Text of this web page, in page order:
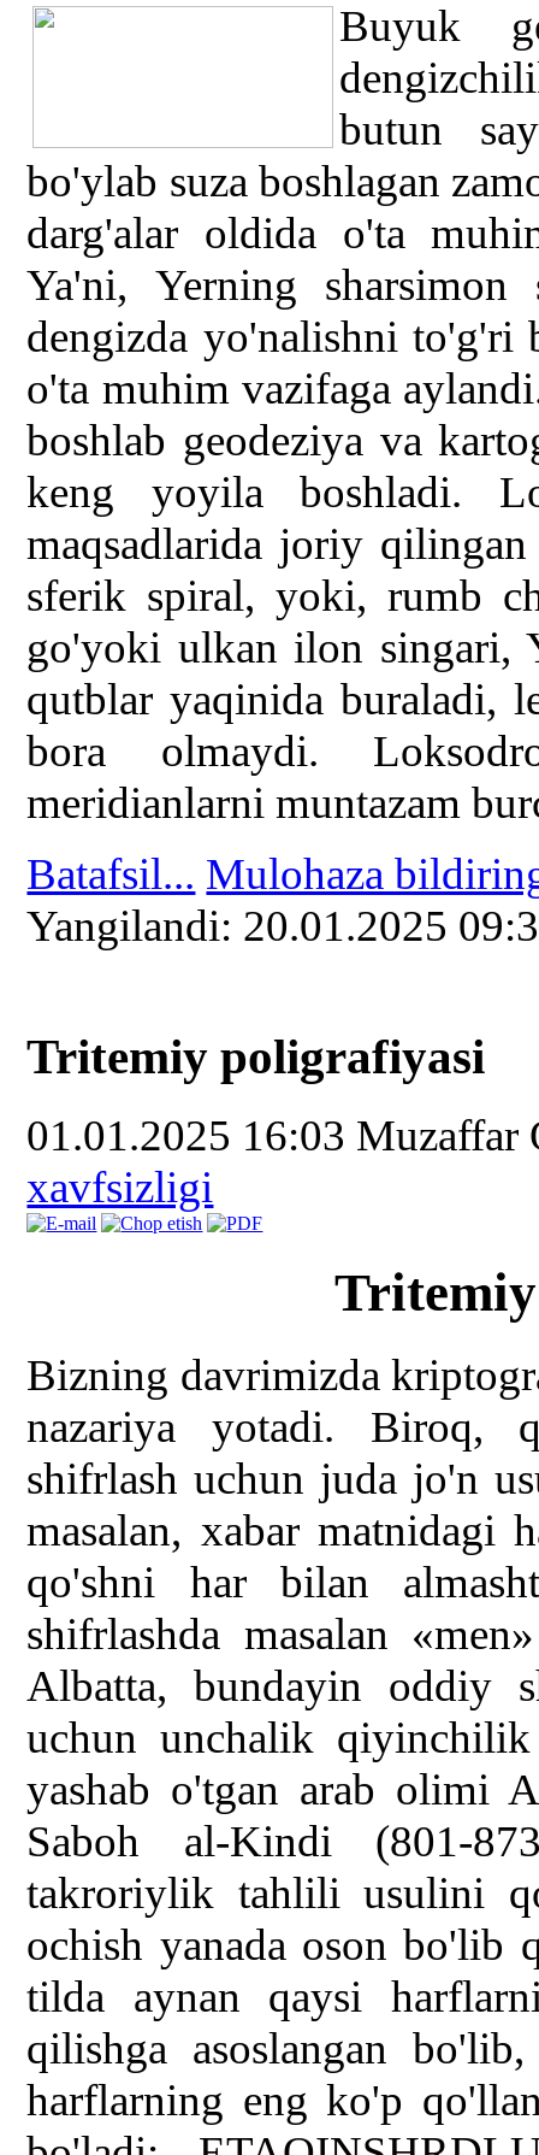
Buyuk
butun
bo'ylab suza boshlagan
darg'alar oldida o'ta
Ya'ni, Yerning
dengizda yo'nalishni to'g'ri
o'ta muhim vazifaga
boshlab geodeziya va
keng yoyila boshladi.
maqsadlarida joriy
sferik spiral, yoki, rumb
go'yoki ulkan ilon singari,
qutblar yaqinida buraladi,
bora olmaydi.
meridianlarni muntazam
Batafsil... Mulohaza
Yangilаndi: 20.01.2025
Tritemiy poligrafiyasi
01.01.2025 16:03 Muzaffar
xavfsizligi
Bizning davrimizda
nazariya yotadi. Biroq,
shifrlash uchun juda jo'n
masalan, xabar matnidagi
qo'shni har bilan
shifrlashda masalan
Albatta, bundayin oddiy
uchun unchalik
yashab o'tgan arab olimi
Saboh al-Kindi (801-
takroriylik tahlili usulini
ochish yanada oson bo'lib
tilda aynan qaysi
qilishga asoslangan
harflarning eng ko'p